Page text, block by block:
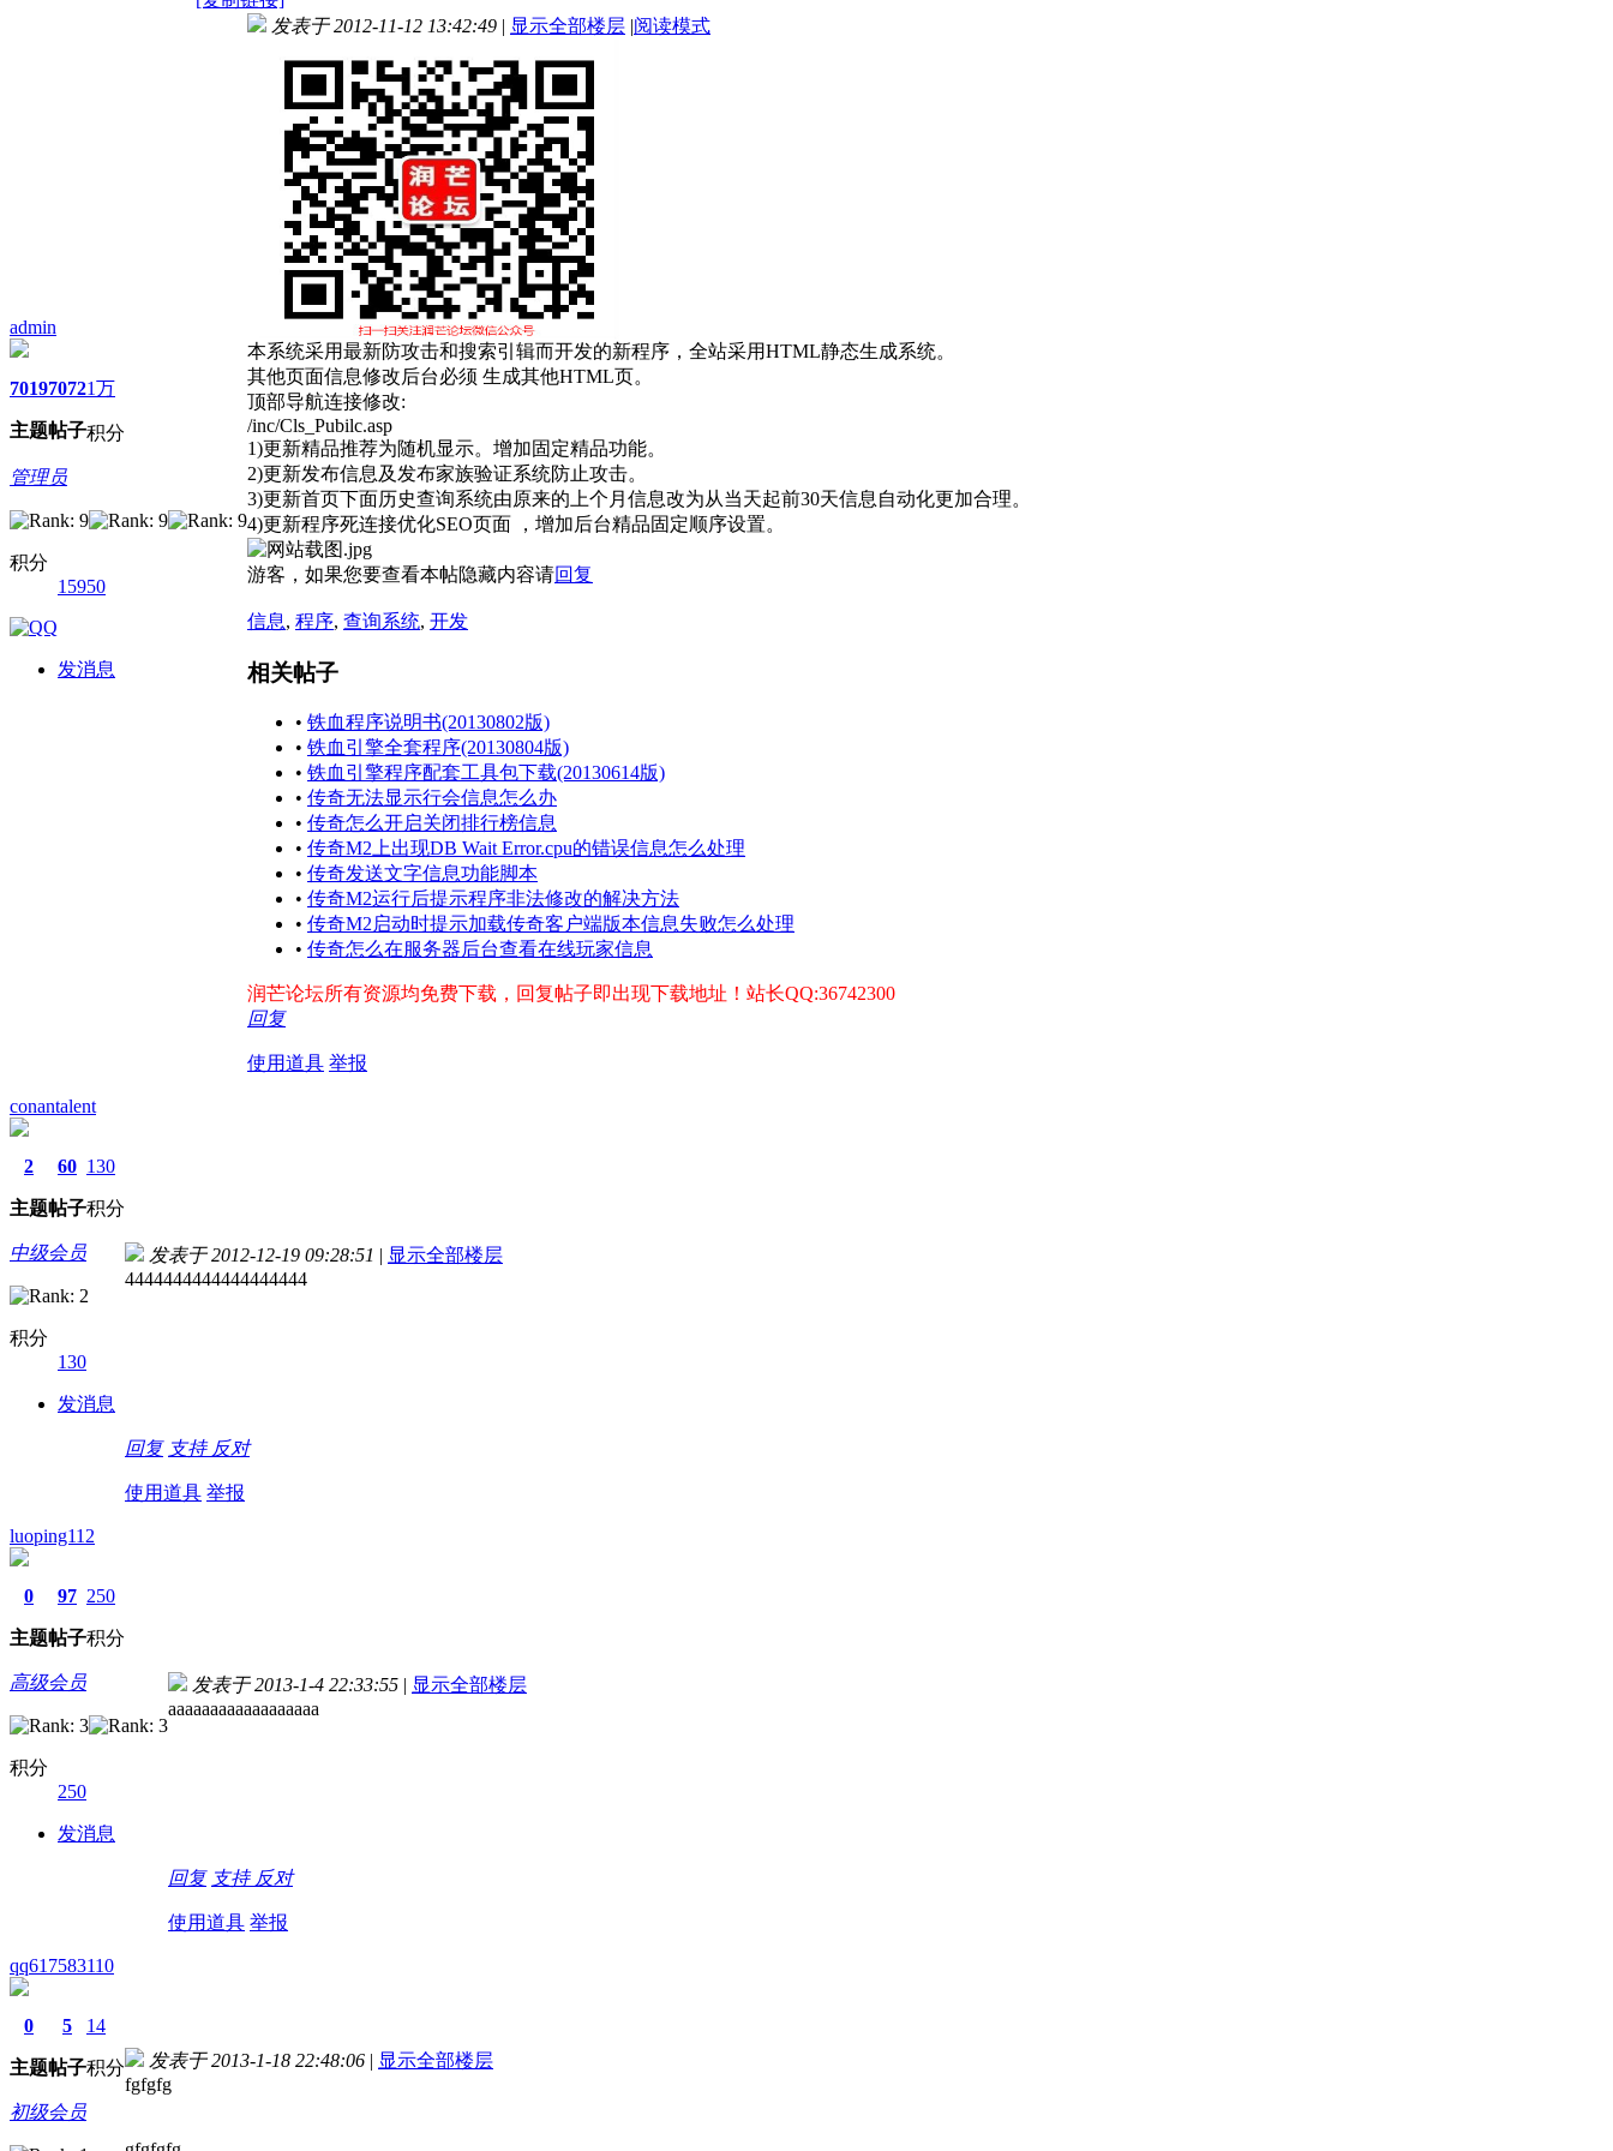
admin
7019
主题
7072
帖子
1万
积分
管理员
积分
15950
发消息
发表于 2012-11-12 13:42:49 | 显示全部楼层 |阅读模式
本系统采用最新防攻击和搜索引辑而开发的新程序，全站采用HTML静态生成系统。
其他页面信息修改后台必须 生成其他HTML页。
顶部导航连接修改:
/inc/Cls_Pubilc.asp
1)更新精品推荐为随机显示。增加固定精品功能。
2)更新发布信息及发布家族验证系统防止攻击。
3)更新首页下面历史查询系统由原来的上个月信息改为从当天起前30天信息自动化更加合理。
4)更新程序死连接优化SEO页面 ，增加后台精品固定顺序设置。
游客，如果您要查看本帖隐藏内容请回复
信息, 程序, 查询系统, 开发
相关帖子
• 铁血程序说明书(20130802版)
• 铁血引擎全套程序(20130804版)
• 铁血引擎程序配套工具包下载(20130614版)
• 传奇无法显示行会信息怎么办
• 传奇怎么开启关闭排行榜信息
• 传奇M2上出现DB Wait Error.cpu的错误信息怎么处理
• 传奇发送文字信息功能脚本
• 传奇M2运行后提示程序非法修改的解决方法
• 传奇M2启动时提示加载传奇客户端版本信息失败怎么处理
• 传奇怎么在服务器后台查看在线玩家信息
润芒论坛所有资源均免费下载，回复帖子即出现下载地址！站长QQ:36742300
回复
使用道具 举报
conantalent
2
主题
60
帖子
130
积分
中级会员
积分
130
发消息
发表于 2012-12-19 09:28:51 | 显示全部楼层
4444444444444444444
回复 支持 反对
使用道具 举报
luoping112
0
主题
97
帖子
250
积分
高级会员
积分
250
发消息
发表于 2013-1-4 22:33:55 | 显示全部楼层
aaaaaaaaaaaaaaaaaa
回复 支持 反对
使用道具 举报
qq617583110
0
主题
5
帖子
14
积分
初级会员
发表于 2013-1-18 22:48:06 | 显示全部楼层
fgfgfg